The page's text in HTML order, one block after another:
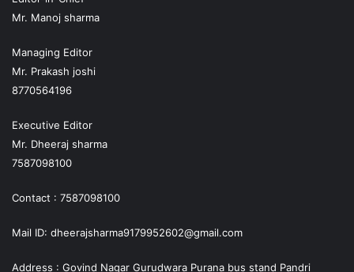
Mr. Manoj sharma
Managing Editor
Mr. Prakash joshi
8770564196
Executive Editor
Mr. Dheeraj sharma
7587098100
Contact : 7587098100
Mail ID: dheerajsharma9179952602@gmail.com
Address : Govind Nagar Gurudwara Purana bus stand Pandri